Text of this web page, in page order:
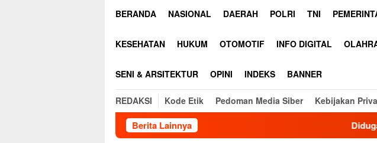
BERANDA NASIONAL DAERAH POLRI TNI
KESEHATAN HUKUM OTOMOTIF INFO DIGITAL
SENI & ARSITEKTUR OPINI INDEKS BANNER
REDAKSI Kode Etik Pedoman Media Siber Kebijakan
Berita Lainnya Diduga Ada